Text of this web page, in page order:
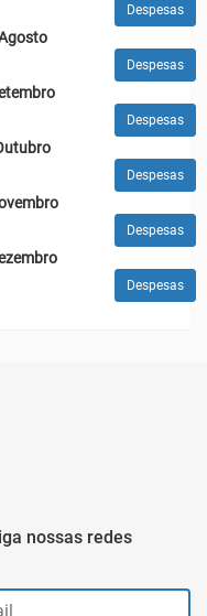
Despesas
Despesas
Despesas
Despesas
Despesas
Despesas
nossas redes